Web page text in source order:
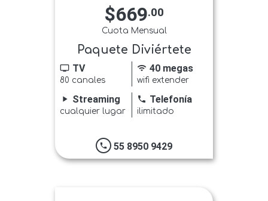
$669.00
Cuota Mensual
Paquete Diviértete
tv TV
80 canales
wifi 40 megas
wifi extender
play_arrow Streaming
cualquier lugar
phone Telefonía
ilimitado
phone 55 8950 9429